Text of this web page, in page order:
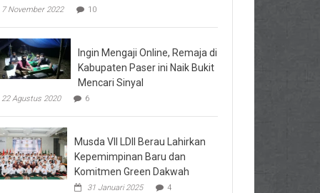
7 November 2022 10
Ingin Mengaji Online, Remaja di
Kabupaten Paser ini Naik Bukit
Mencari Sinyal
22 Agustus 2020 6
Musda VII LDII Berau Lahirkan
Kepemimpinan Baru dan
Komitmen Green Dakwah
31 Januari 2025 4